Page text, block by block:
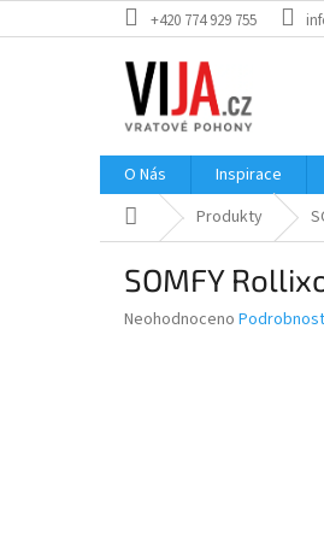
na
+420 774 929 755
O Nás Inspirace
Domů Produkty
SOMFY
Průměrné
Neohodnoceno